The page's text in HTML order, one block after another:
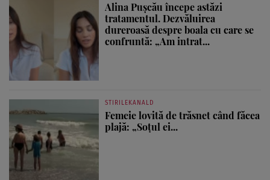
Alina Pușcău începe astăzi
tratamentul. Dezvăluirea
dureroasă despre boala cu care se
confruntă: „Am intrat...
STIRILEKANALD
Femeie lovită de trăsnet când făcea
plajă: „Soțul ei...